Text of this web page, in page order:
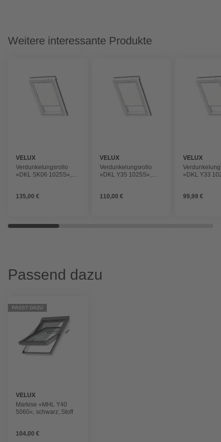
Weitere interessante Produkte
VELUX
Verdunkelungsrollo
»DKL SK06 1025S«,
135,00 €
VELUX
Verdunkelungsrollo
»DKL Y35 1025S«,
110,00 €
VELUX
»DKL Y33
99,99 €
Passend dazu
PASST DAZU
VELUX
Markise »MHL Y40
5060«, schwarz, Stoff
104,00 €